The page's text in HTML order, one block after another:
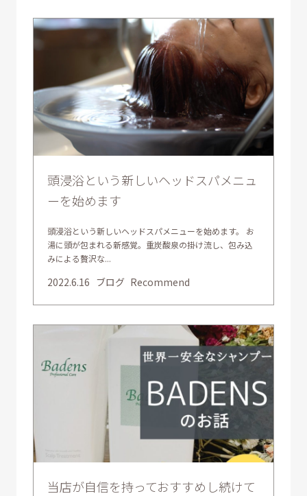
頭浸浴という新しいヘッドスパメニュ
ーを始めます
頭浸浴という新しいヘッドスパメニューを始めます。 お
湯に頭が包まれる新感覚。重炭酸泉の掛け流し、包み込
みによる贅沢な...
2022.6.16 ブログ Recommend
当店が自信を持っておすすめし続けて